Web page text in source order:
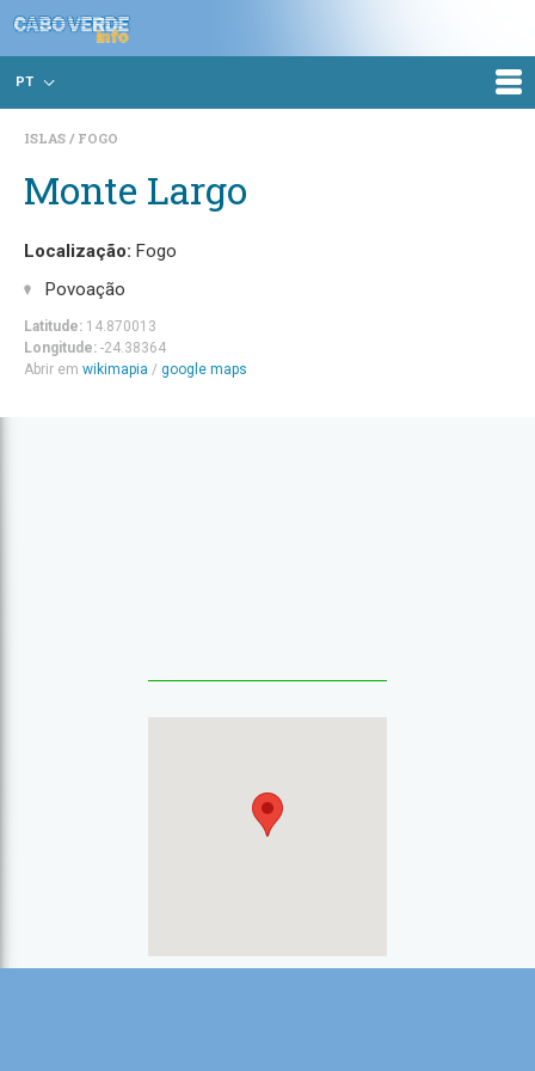
PT
ISLAS FOGO
Monte Largo
Localização: Fogo
Povoação
Latitude: 14.870013
Longitude: -24.38364
Abrir em wikimapia / google maps